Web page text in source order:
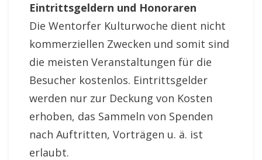
Eintrittsgeldern und Honoraren
Die Wentorfer Kulturwoche dient nicht
kommerziellen Zwecken und somit sind
die meisten Veranstaltungen für die
Besucher kostenlos. Eintrittsgelder
werden nur zur Deckung von Kosten
erhoben, das Sammeln von Spenden
nach Auftritten, Vorträgen u. ä. ist
erlaubt.